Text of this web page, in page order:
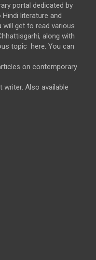
portal dedicated by
literature and
will get to read various
along with
topic here. You can
on contemporary
writer. Also available